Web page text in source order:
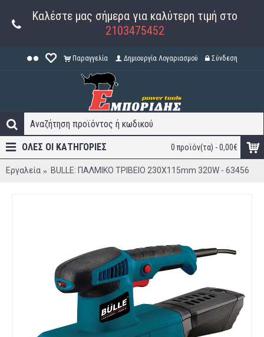
Καλέστε μας σήμερα για καλύτερη τιμή στο
2103475452
Παραγγελία Δημιουργία Λογαριασμού Σύνδεση
0 προϊόν(τα) - 0,00€
ΟΛΕΣ ΟΙ ΚΑΤΗΓΟΡΊΕΣ
Εργαλεία BULLE: ΠΑΛΜΙΚΟ ΤΡΙΒΕΙΟ 230X115mm 320W - 63456